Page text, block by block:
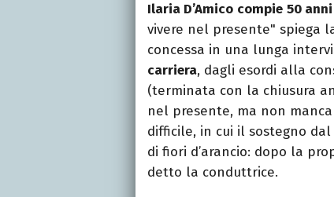
Ilaria D’Amico compie 50 anni
vivere nel presente" spiega
concessa in una lunga
carriera, dagli esordi alla
(terminata con la chiusura
nel presente, ma non
difficile, in cui il sostegno dal
di fiori d’arancio: dopo la
detto la conduttrice.